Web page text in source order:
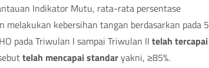
Indikator Mutu, rata-rata persentase
melakukan kebersihan tangan berdasarkan pada 5
pada Triwulan I sampai Triwulan II telah tercapai
telah mencapai standaryakni, ≥85%.